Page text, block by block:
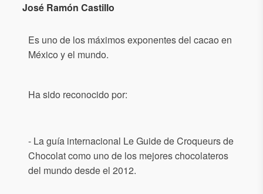
José Ramón Castillo
Es uno de los máximos exponentes del cacao en
México y el mundo.
Ha sido reconocido por:
- La guía internacional Le Guide de Croqueurs de
Chocolat como uno de los mejores chocolateros
del mundo desde el 2012.